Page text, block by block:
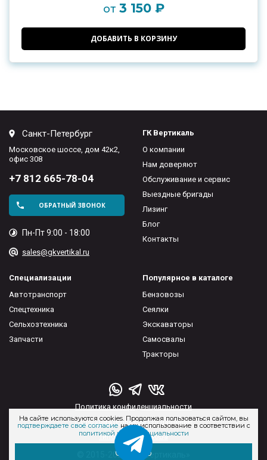
от 3 150 ₽
ДОБАВИТЬ В КОРЗИНУ
Санкт-Петербург
Московское шоссе, дом 42к2,
офис 308
+7 812 665-78-04
ОБРАТНЫЙ ЗВОНОК
Пн-Пт 9:00 - 18:00
sales@gkvertikal.ru
ГК Вертикаль
О компании
Нам доверяют
Обслуживание и сервис
Выездные бригады
Лизинг
Блог
Контакты
Специализации
Автотранспорт
Спецтехника
Сельхозтехника
Запчасти
Популярное в каталоге
Бензовозы
Сеялки
Экскаваторы
Самосвалы
Тракторы
Политика конфиденциальности
Пользовательское соглашение
Типовые договора
© 2015-2026 ГК «Вертикаль»
На сайте используются cookies. Продолжая пользоваться сайтом, вы
подтверждаете своё согласие на их использование в соответствии с
политикой конфиденциальности
Отлично